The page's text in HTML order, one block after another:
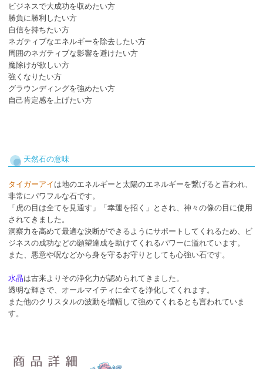
ビジネスで大成功を収めたい方
勝負に勝利したい方
自信を持ちたい方
ネガティブなエネルギーを除去したい方
周囲のネガティブな影響を避けたい方
魔除けが欲しい方
強くなりたい方
グラウンディングを強めたい方
自己肯定感を上げたい方
天然石の意味
タイガーアイ は地のエネルギーと太陽のエネルギーを繋げると言われ、
非常にパワフルな石です。
「虎の目は全てを見通す」「幸運を招く」とされ、神々の像の目に使用
されてきました。
洞察力を高めて最適な決断ができるようにサポートしてくれるため、ビ
ジネスの成功などの願望達成を助けてくれるパワーに溢れています。
また、悪意や呪などから身を守るお守りとしても心強い石です。
水晶は古来よりその浄化力が認められてきました。
透明な輝きで、オールマイティに全てを浄化してくれます。
また他のクリスタルの波動を増幅して強めてくれるとも言われていま
す。